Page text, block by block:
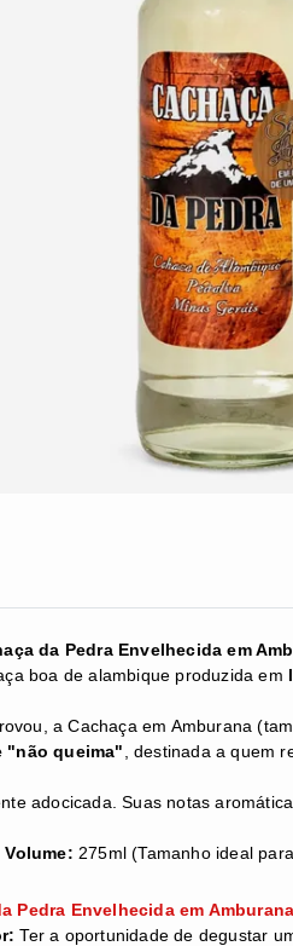
da Pedra Envelhecida em
boa de alambique produzida em
a Cachaça em Amburana
"não queima" , destinada a quem
adocicada. Suas notas
Volume: 275ml (Tamanho ideal
Pedra Envelhecida em
Ter a oportunidade de degustar